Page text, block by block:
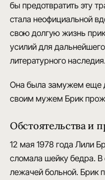
бы предотвратить эту
стала неофициальной
свою долгую жизнь
усилий для дальнейшего
литературного наследия.
Она была замужем еще
своим мужем Брик
Обстоятельства и
12 мая 1978 года Лили
сломала шейку бедра. В
лежачей больной. Брик